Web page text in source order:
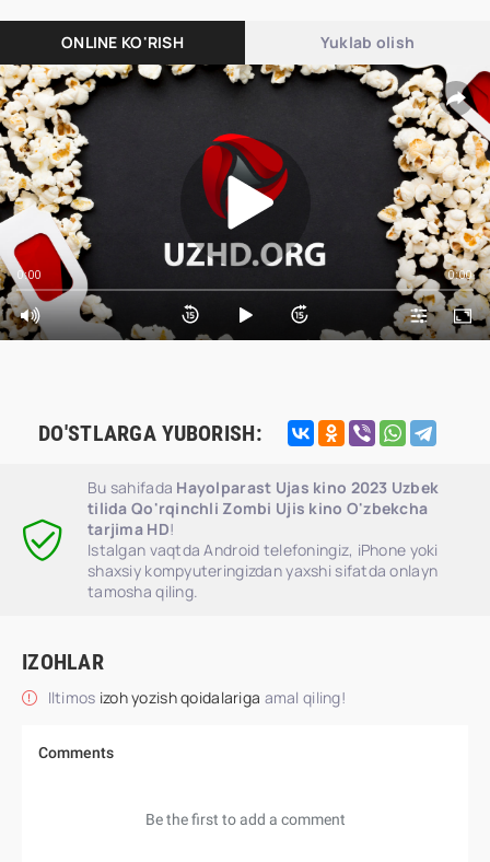
ONLINE KO'RISH Yuklab olish
0:00 0:00
DO'STLARGA YUBORISH:
Bu sahifada Hayolparast Ujas kino 2023 Uzbek
tilida Qo'rqinchli Zombi Ujis kino O'zbekcha
tarjima HD!
Istalgan vaqtda Android telefoningiz, iPhone yoki
shaxsiy kompyuteringizdan yaxshi sifatda onlayn
tamosha qiling.
IZOHLAR
Iltimos izoh yozish qoidalariga amal qiling!